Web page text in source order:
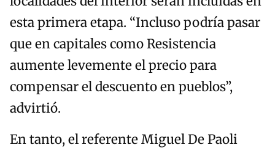
esta primera etapa. “Incluso podría pasar
que en capitales como Resistencia
aumente levemente el precio para
compensar el descuento en pueblos”,
advirtió.
En tanto, el referente Miguel De Paoli